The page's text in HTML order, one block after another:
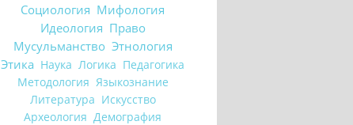
Социология Мифология
Идеология Право
Мусульманство Этнология
Этика Наука Логика Педагогика
Методология Языкознание
Литература Искусство
Археология Демография